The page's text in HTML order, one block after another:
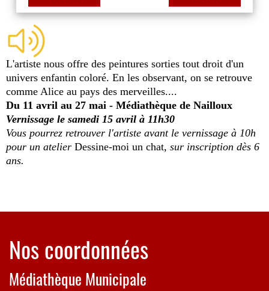
L'artiste nous offre des peintures sorties tout droit d'un
univers enfantin coloré. En les observant, on se retrouve
comme Alice au pays des merveilles....
Du 11 avril au 27 mai - Médiathèque de Nailloux
Vernissage le samedi 15 avril à 11h30
Vous pourrez retrouver l'artiste avant le vernissage à 10h
pour un atelier Dessine-moi un chat, sur inscription dès 6
ans.
Nos coordonnées
Médiathèque Municipale